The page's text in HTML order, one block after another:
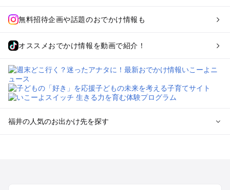
無料招待企画や話題のおでかけ情報も
オススメおでかけ情報を動画で紹介！
福井の人気のお出かけ先を探す